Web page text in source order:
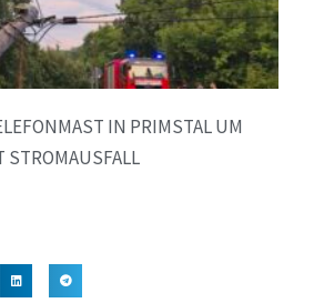
IN PRIMSTAL UM
STROMAUSFALL